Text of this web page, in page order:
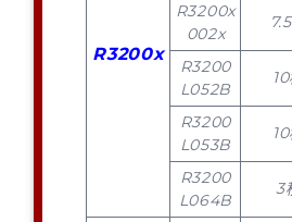
R3200x
R3200x
002x
R3200
L052B
R3200
L053B
R3200
L064B
3